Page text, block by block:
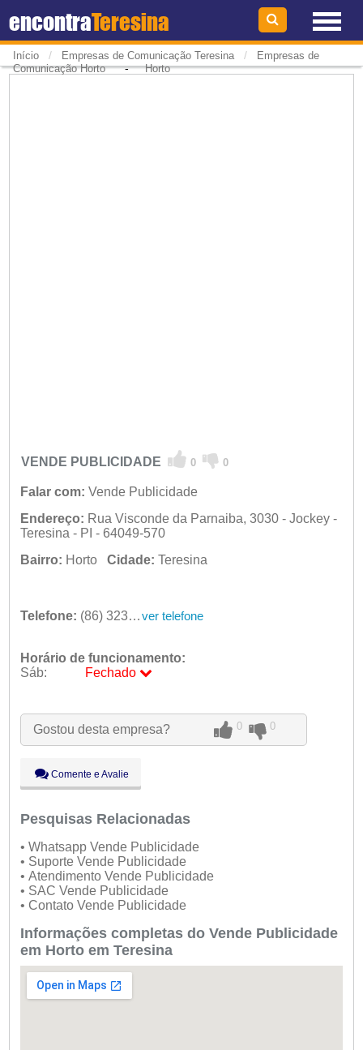
encontraTeresina
Início / Empresas de Comunicação Teresina /
Empresas de
Comunicação Horto-Horto
VENDE PUBLICIDADE 0 0
Falar com: Vende Publicidade
Endereço: Rua Visconde da Parnaiba, 3030 - Jockey -
Teresina - PI - 64049-570
Bairro: Horto Cidade: Teresina
Telefone: (86) 3234-3100 ver telefone
Horário de funcionamento:
Sáb:
Fechado
Qua:
09:00 - 18:00
Qui:
09:00 - 18:00
Sáb:
Dom:
Fechado
Gostou desta empresa? 0 0
Comente e Avalie
Pesquisas Relacionadas
• Whatsapp Vende Publicidade
• Suporte Vende Publicidade
• Atendimento Vende Publicidade
• SAC Vende Publicidade
• Contato Vende Publicidade
Informações completas do Vende Publicidade
em Horto em Teresina